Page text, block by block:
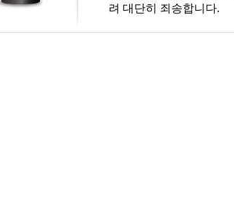
려 대단히 죄송합니다.